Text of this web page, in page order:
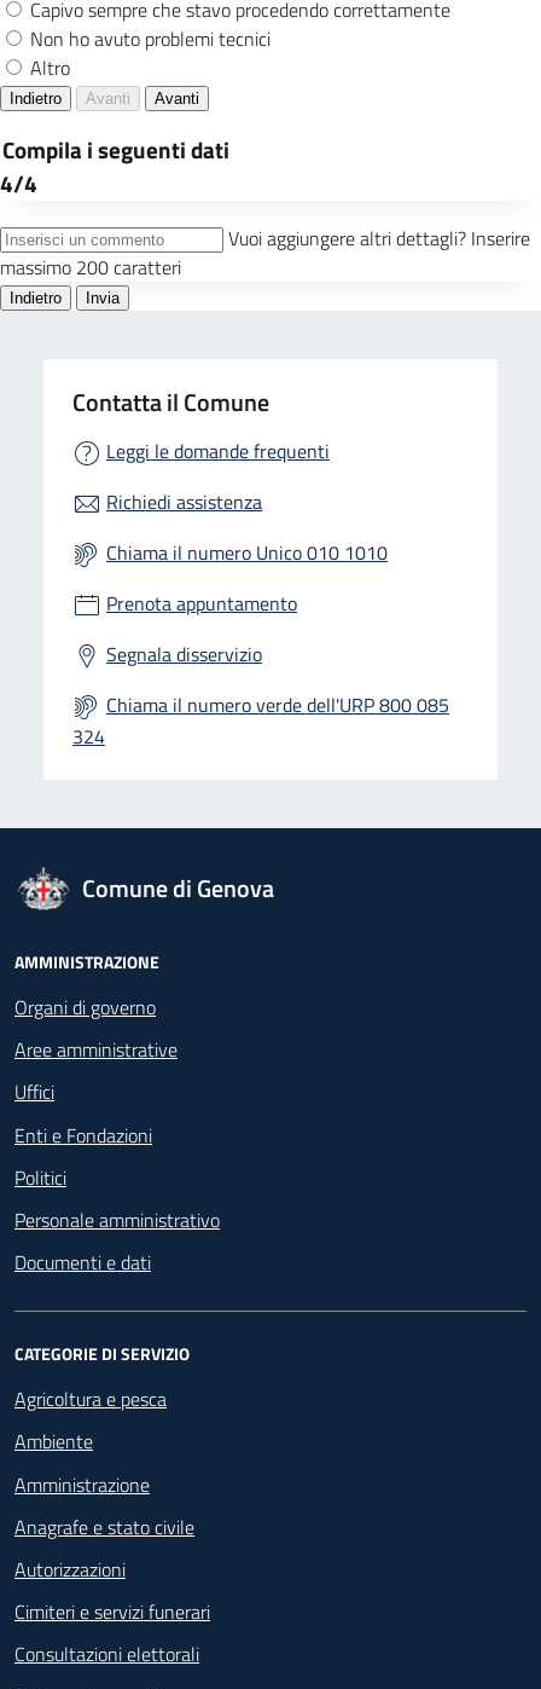
Contatta il Comune
Leggi le domande frequenti
Richiedi assistenza
Chiama il numero Unico 010 1010
Prenota appuntamento
Segnala disservizio
Chiama il numero verde dell'URP 800 085
324
logo Unione Europea
Comune di Genova
Footer - Navigazione
AMMINISTRAZIONE
Organi di governo
Aree amministrative
Uffici
Enti e Fondazioni
Politici
Personale amministrativo
Documenti e dati
CATEGORIE DI SERVIZIO
Agricoltura e pesca
Ambiente
Amministrazione
Anagrafe e stato civile
Autorizzazioni
Cimiteri e servizi funerari
Consultazioni elettorali